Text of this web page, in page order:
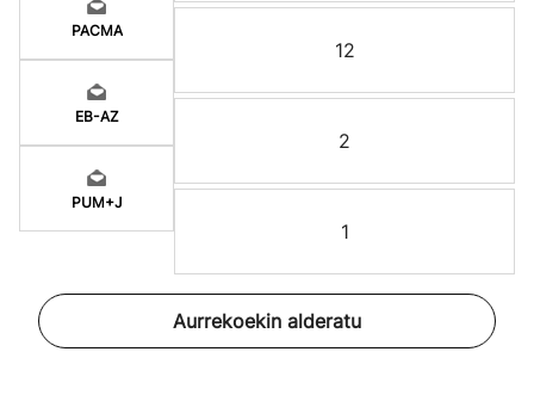
PACMA
EB-AZ
PUM+J
12
2
1
Aurrekoekin alderatu